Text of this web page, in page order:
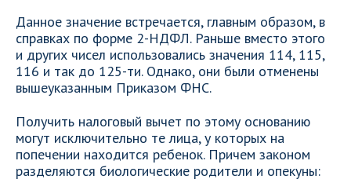
Данное значение встречается, главным образом, в
справках по форме 2-НДФЛ. Раньше вместо этого
и других чисел использовались значения 114, 115,
116 и так до 125-ти. Однако, они были отменены
вышеуказанным Приказом ФНС.
Получить налоговый вычет по этому основанию
могут исключительно те лица, у которых на
попечении находится ребенок. Причем законом
разделяются биологические родители и опекуны: